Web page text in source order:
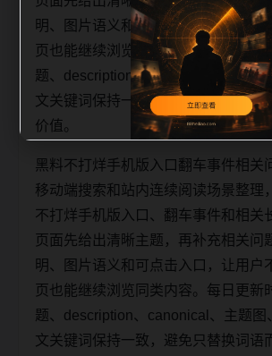
明、图片语义和可点击入口，让用户
页也能继续浏览同类内容。每日更新
题、description、canonical、主题图
文关键词保持一致，避免只替换词语
价值。
黑料不打烊手机版入口翻车事件相关
移动端搜索和站内连续阅读场景整理
不打烊手机版入口、翻车事件和相关
页面先给出清晰主题，再补充相关问
明、图片语义和可点击入口，让用户
页也能继续浏览同类内容。每日更新
题、description、canonical、主题图
文关键词保持一致，避免只替换词语